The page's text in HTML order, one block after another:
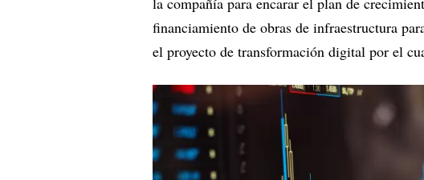
financiamiento de obras de infraestructura
el proyecto de transformación digital por el